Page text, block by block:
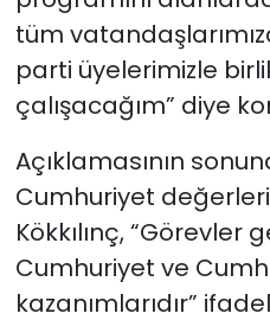
tüm
parti üyelerimizle
çalışacağım” diye
Açıklamasının
Cumhuriyet
Kökkılınç, “Görevler
Cumhuriyet ve
kazanımlarıdır”